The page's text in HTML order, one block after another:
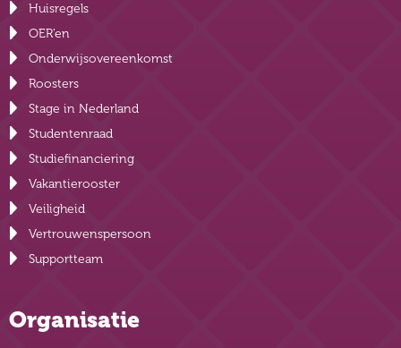
Huisregels
OER’en
Onderwijsovereenkomst
Roosters
Stage in Nederland
Studentenraad
Studiefinanciering
Vakantierooster
Veiligheid
Vertrouwenspersoon
Supportteam
Organisatie